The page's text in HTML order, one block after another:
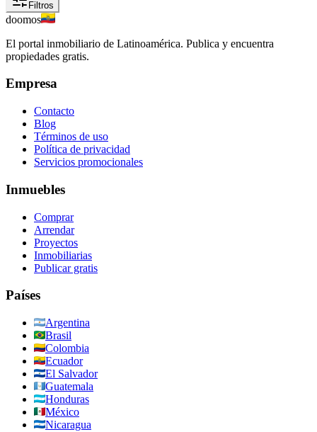
Filtros
doomos
El portal inmobiliario de Latinoamérica. Publica y encuentra
propiedades gratis.
Empresa
Contacto
Blog
Términos de uso
Política de privacidad
Servicios promocionales
Inmuebles
Comprar
Arrendar
Proyectos
Inmobiliarias
Publicar gratis
Países
Argentina
Brasil
Colombia
Ecuador
El Salvador
Guatemala
Honduras
México
Nicaragua